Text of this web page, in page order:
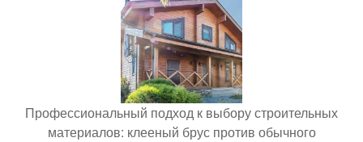
Профессиональный подход к выбору строительных
материалов: клееный брус против обычного